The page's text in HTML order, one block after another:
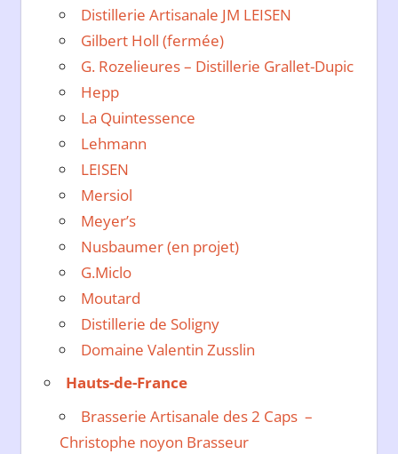
Distillerie Artisanale JM LEISEN
Gilbert Holl (fermée)
G. Rozelieures – Distillerie Grallet-Dupic
Hepp
La Quintessence
Lehmann
LEISEN
Mersiol
Meyer’s
Nusbaumer (en projet)
G.Miclo
Moutard
Distillerie de Soligny
Domaine Valentin Zusslin
Hauts-de-France
Brasserie Artisanale des 2 Caps –
Christophe noyon Brasseur